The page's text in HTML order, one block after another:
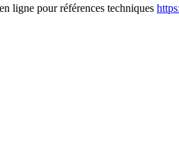
ligne pour références techniques